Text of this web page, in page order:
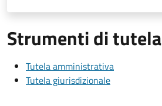
Strumenti di tutela
Tutela amministrativa
Tutela giurisdizionale